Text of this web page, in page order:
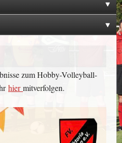
zum Hobby-Volleyball-
hiermitverfolgen.